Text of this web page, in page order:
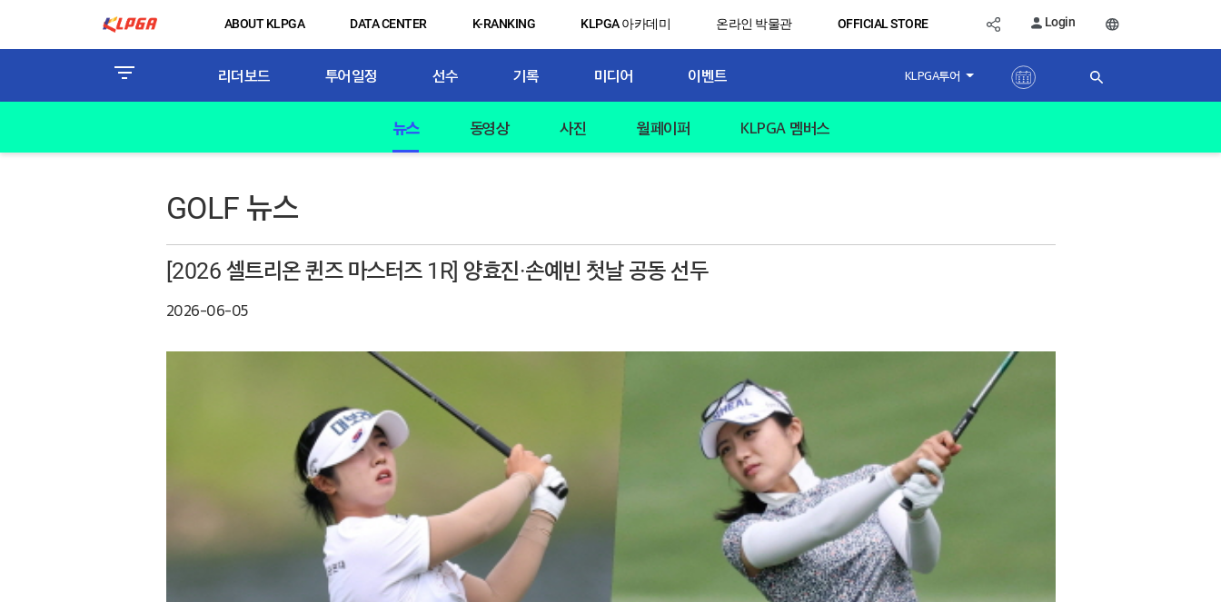
ABOUT KLPGA DATA CENTER K-RANKING KLPGA 아카데미 온라인 박물관 OFFICIAL STORE Login
리더보드 투어일정 선수 기록 미디어 이벤트 KLPGA투어
뉴스 동영상 사진 월페이퍼 KLPGA 멤버스
GOLF 뉴스
[2026 셀트리온 퀸즈 마스터즈 1R] 양효진·손예빈 첫날 공동 선두
2026-06-05